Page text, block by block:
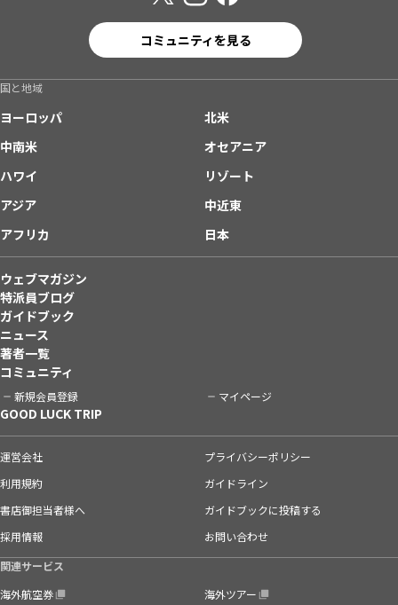
コミュニティを見る
国と地域
ヨーロッパ
北米
中南米
オセアニア
ハワイ
リゾート
アジア
中近東
アフリカ
日本
ウェブマガジン
特派員ブログ
ガイドブック
ニュース
著者一覧
コミュニティ
新規会員登録 マイページ
GOOD LUCK TRIP
運営会社
プライバシーポリシー
利用規約
ガイドライン
書店御担当者様へ
ガイドブックに投稿する
採用情報
お問い合わせ
関連サービス
海外航空券
海外ツアー